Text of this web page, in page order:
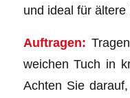
und ideal für ältere
Auftragen:
weichen Tuch in
Achten Sie